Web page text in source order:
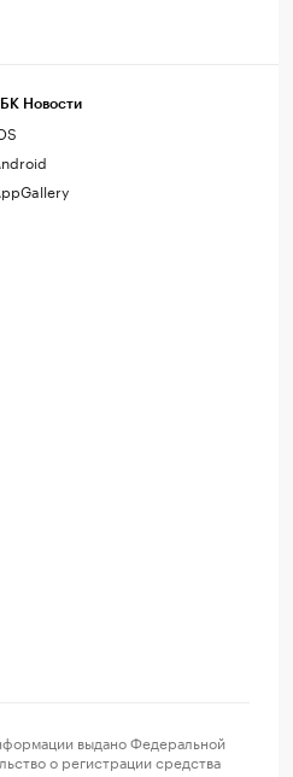
Новости
выдано Федеральной
о регистрации средства